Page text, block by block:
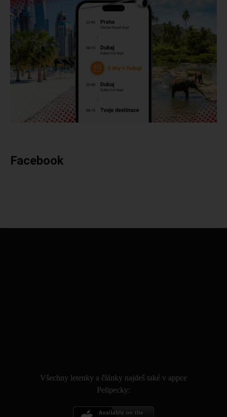
Facebook
Všechny letenky a články najdeš také v appce
Pelipecky: